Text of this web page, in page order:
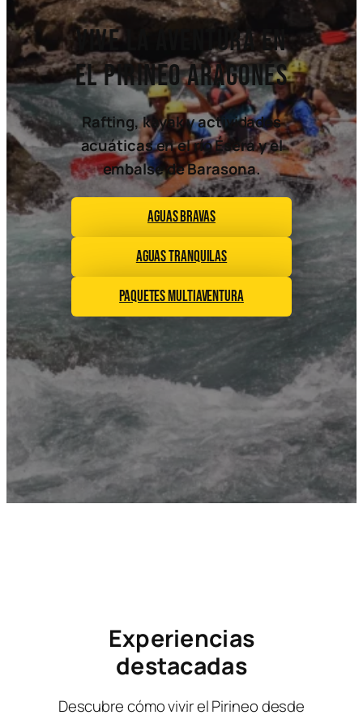
Vive la aventura en
el Pirineo Aragonés
Rafting, kayak y actividades
acuáticas en el río Ésera y el
embalse de Barasona.
Aguas Bravas
Aguas Tranquilas
Paquetes multiaventura
Experiencias
destacadas
Descubre cómo vivir el Pirineo desde